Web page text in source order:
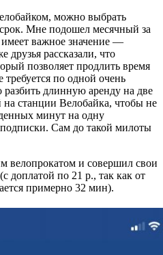
можно выбрать
Мне подошел месячный за
важное значение —
рассказали, что
позволяет продлить время
по одной очень
длинную аренду на две
станции Велобайка, чтобы не
минут на одну
Сам до такой милоты
велопрокатом и совершил свои
доплатой по 21 р., так как от
примерно 32 мин).